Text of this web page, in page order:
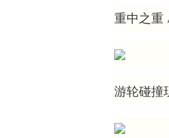
重中之重
游轮碰撞